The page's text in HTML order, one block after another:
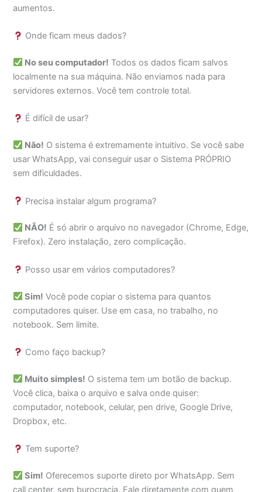
aumentos.
Onde ficam meus dados?
No seu computador! Todos os dados ficam salvos
localmente na sua máquina. Não enviamos nada para
servidores externos. Você tem controle total.
É difícil de usar?
Não! O sistema é extremamente intuitivo. Se você sabe
usar WhatsApp, vai conseguir usar o Sistema PRÓPRIO
sem dificuldades.
Precisa instalar algum programa?
NÃO! É só abrir o arquivo no navegador (Chrome, Edge,
Firefox). Zero instalação, zero complicação.
Posso usar em vários computadores?
Sim! Você pode copiar o sistema para quantos
computadores quiser. Use em casa, no trabalho, no
notebook. Sem limite.
Como faço backup?
Muito simples! O sistema tem um botão de backup.
Você clica, baixa o arquivo e salva onde quiser:
computador, notebook, celular, pen drive, Google Drive,
Dropbox, etc.
Tem suporte?
Sim! Oferecemos suporte direto por WhatsApp. Sem
call center, sem burocracia. Fale diretamente com quem